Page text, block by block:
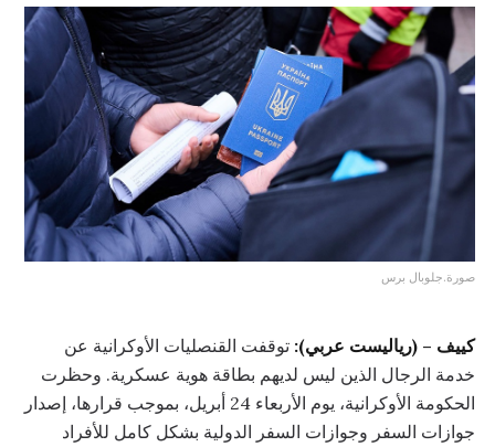
صورة.جلوبال برس
كييف – (رياليست عربي): توقفت القنصليات الأوكرانية عن
خدمة الرجال الذين ليس لديهم بطاقة هوية عسكرية. وحظرت
الحكومة الأوكرانية، يوم الأربعاء 24 أبريل، بموجب قرارها، إصدار
جوازات السفر وجوازات السفر الدولية بشكل كامل للأفراد